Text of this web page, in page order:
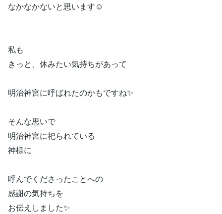
なかなかないと思います☺️
私も
きっと、休みたい気持ちがあって
明治神宮に呼ばれたのかもですね✨
そんな思いで
明治神宮に祀られている
神様に
呼んでくださったことへの
感謝の気持ちを
お伝えしました✨